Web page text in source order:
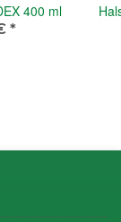
400 ml
*